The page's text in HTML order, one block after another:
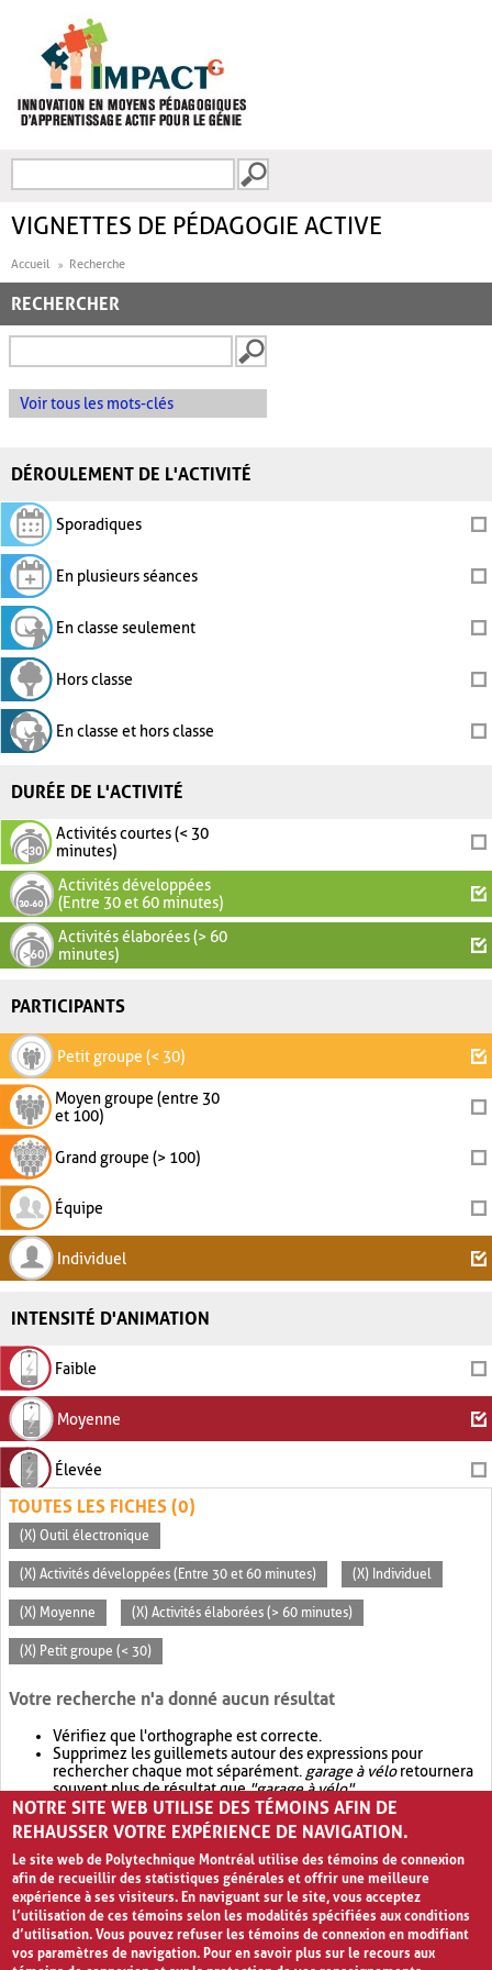
FORMULAIRE DE
VIGNETTES DE PÉDAGOGIE ACTIVE
Accueil Recherche
RECHERCHER
Voir tous les mots-clés
DÉROULEMENT DE L'ACTIVITÉ
Sporadiques
En plusieurs séances
En classe seulement
Hors classe
En classe et hors classe
DURÉE DE L'ACTIVITÉ
Activités courtes (< 30
minutes)
Activités développées
(Entre 30 et 60 minutes)
Activités élaborées (> 60
minutes)
PARTICIPANTS
Petit groupe (< 30)
Moyen groupe (entre 30
et 100)
Grand groupe (> 100)
Équipe
Individuel
INTENSITÉ D'ANIMATION
Faible
Moyenne
Élevée
TOUTES LES FICHES (0)
(X) Outil électronique
(X) Activités développées (Entre 30 et 60 minutes) (X) Individuel
(X) Moyenne (X) Activités élaborées (> 60 minutes)
(X) Petit groupe (< 30)
Votre recherche n'a donné aucun résultat
Vérifiez que l'orthographe est correcte.
Supprimez les guillemets autour des expressions pour
rechercher chaque mot séparément. garage à véloretournera
souvent plus de résultat que"garage à vélo".
Envisagez d'élargir votre recherche avec OR.garage OR vélo
retournera souvent plus de résultat quegarage à vélo
NOTRE SITE WEB UTILISE DES TÉMOINS AFIN DE
REHAUSSER VOTRE EXPÉRIENCE DE NAVIGATION.
Le site web de Polytechnique Montréal utilise des témoins de connexion
afin de recueillir des statistiques générales et offrir une meilleure
expérience à ses visiteurs. En naviguant sur le site, vous acceptez
l’utilisation de ces témoins selon les modalités spécifiées aux conditions
d’utilisation. Vous pouvez refuser les témoins de connexion en modifiant
vos paramètres de navigation. Pour en savoir plus sur le recours aux